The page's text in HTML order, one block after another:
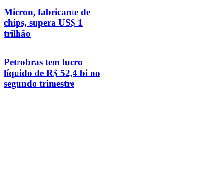
Micron, fabricante de
chips, supera US$ 1
trilhão
Petrobras tem lucro
líquido de R$ 52,4 bi no
segundo trimestre